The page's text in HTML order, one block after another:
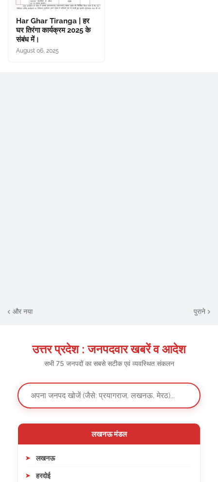
Har Ghar Tiranga | हर
घर तिरंगा कार्यक्रम 2025 के
संबंध में।
August 06, 2025
और नया पुराने
उत्तर प्रदेश : जनपदवार खबरें व आदेश
सभी 75 जनपदों का सबसे सटीक एवं व्यवस्थित संकलन
लखनऊ मंडल
लखनऊ
हरदोई